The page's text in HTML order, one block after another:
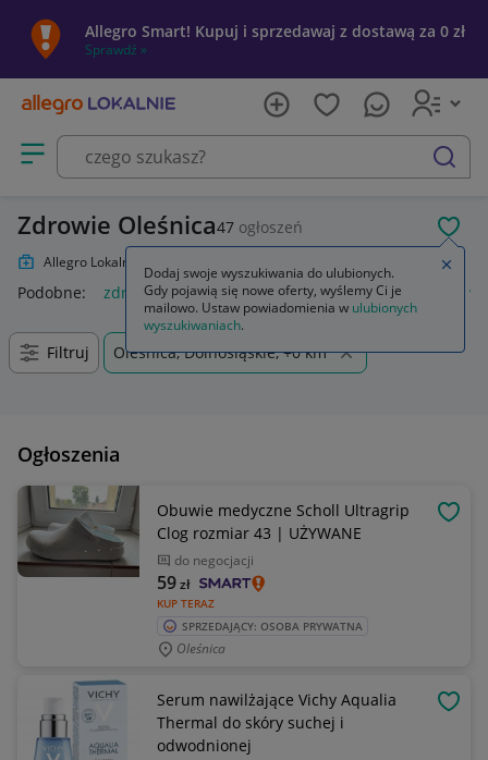
Allegro Smart! Kupuj i sprzedawaj z dostawą za 0 zł
Sprawdź »
Otwórz menu z kategoriami
szukaj
Zdrowie Oleśnica47 ogłoszeń
Allegro Lokalnie
Podobne: zdrowie zdrowie pierwsza pomoc zdrowie bez
Filtruj Oleśnica, Dolnośląskie, +0 km
Ogłoszenia
Obuwie medyczne Scholl Ultragrip
Clog rozmiar 43 | UŻYWANE
do negocjacji
KUP TERAZ
59zł
SPRZEDAJĄCY: OSOBA PRYWATNA
Oleśnica
Serum nawilżające Vichy Aqualia
Thermal do skóry suchej i
odwodnionej
Dodaj swoje wyszukiwania do ulubionych.
Gdy pojawią się nowe oferty, wyślemy Ci je
mailowo. Ustaw powiadomienia w ulubionych
wyszukiwaniach.